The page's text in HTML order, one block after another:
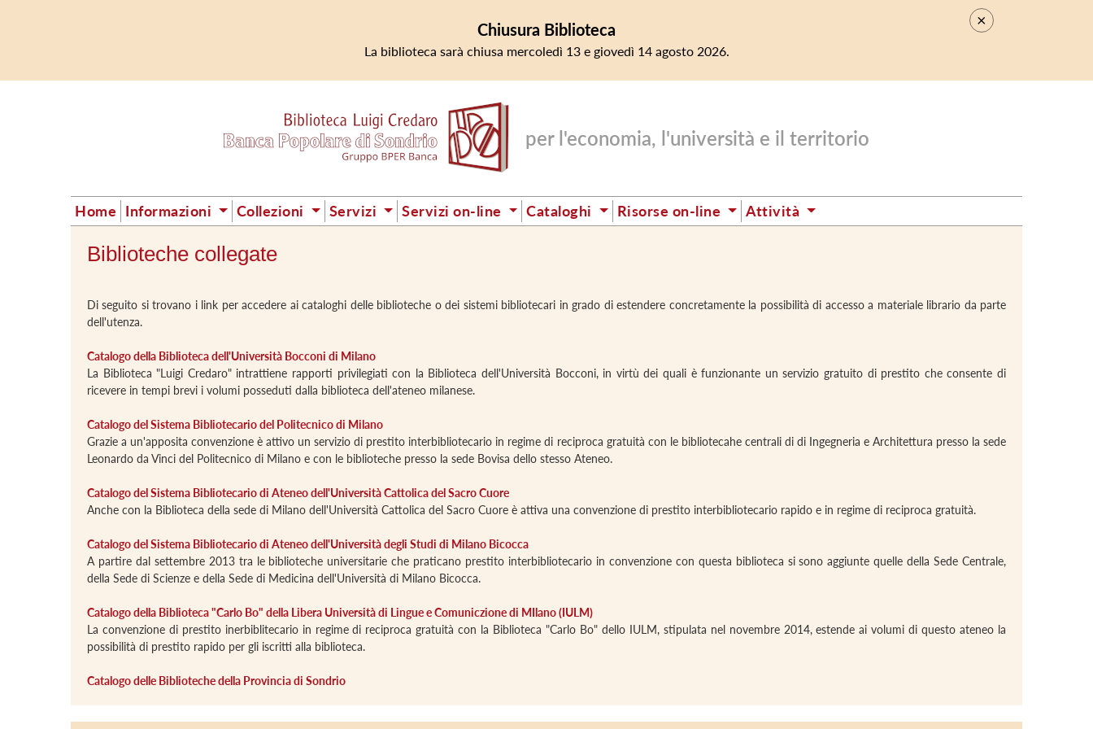
×
Chiusura Biblioteca
La biblioteca sarà chiusa mercoledì 13 e giovedì 14 agosto 2026.
per l'economia, l'università e il territorio
Home Informazioni Collezioni Servizi Servizi on-line Cataloghi Risorse on-line Attività
Biblioteche collegate
Di seguito si trovano i link per accedere ai cataloghi delle biblioteche o dei sistemi bibliotecari in grado di estendere concretamente la possibilità di accesso a materiale librario da parte
dell'utenza.
Catalogo della Biblioteca dell'Università Bocconi di Milano
La Biblioteca "Luigi Credaro" intrattiene rapporti privilegiati con la Biblioteca dell'Università Bocconi, in virtù dei quali è funzionante un servizio gratuito di prestito che consente di
ricevere in tempi brevi i volumi posseduti dalla biblioteca dell'ateneo milanese.
Catalogo del Sistema Bibliotecario del Politecnico di Milano
Grazie a un'apposita convenzione è attivo un servizio di prestito interbibliotecario in regime di reciproca gratuità con le bibliotecahe centrali di di Ingegneria e Architettura presso la sede
Leonardo da Vinci del Politecnico di Milano e con le biblioteche presso la sede Bovisa dello stesso Ateneo.
Catalogo del Sistema Bibliotecario di Ateneo dell'Università Cattolica del Sacro Cuore
Anche con la Biblioteca della sede di Milano dell'Università Cattolica del Sacro Cuore è attiva una convenzione di prestito interbibliotecario rapido e in regime di reciproca gratuità.
Catalogo del Sistema Bibliotecario di Ateneo dell'Università degli Studi di Milano Bicocca
A partire dal settembre 2013 tra le biblioteche universitarie che praticano prestito interbibliotecario in convenzione con questa biblioteca si sono aggiunte quelle della Sede Centrale,
della Sede di Scienze e della Sede di Medicina dell'Università di Milano Bicocca.
Catalogo della Biblioteca "Carlo Bo" della Libera Università di Lingue e Comuniczione di MIlano (IULM)
La convenzione di prestito inerbiblitecario in regime di reciproca gratuità con la Biblioteca "Carlo Bo" dello IULM, stipulata nel novembre 2014, estende ai volumi di questo ateneo la
possibilità di prestito rapido per gli iscritti alla biblioteca.
Catalogo delle Biblioteche della Provincia di Sondrio